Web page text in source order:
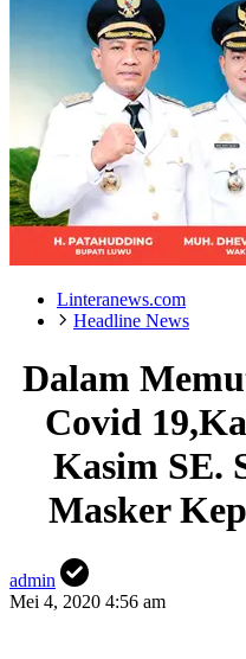
Linteranews.com
Headline News
Dalam
Covid
Kasim SE.
Masker
admin
Mei 4, 2020 4:56 am